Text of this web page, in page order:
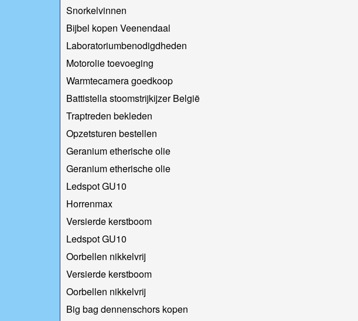
Snorkelvinnen
Bijbel kopen Veenendaal
Laboratoriumbenodigdheden
Motorolie toevoeging
Warmtecamera goedkoop
Battistella stoomstrijkijzer België
Traptreden bekleden
Opzetsturen bestellen
Geranium etherische olie
Geranium etherische olie
Ledspot GU10
Horrenmax
Versierde kerstboom
Ledspot GU10
Oorbellen nikkelvrij
Versierde kerstboom
Oorbellen nikkelvrij
Big bag dennenschors kopen